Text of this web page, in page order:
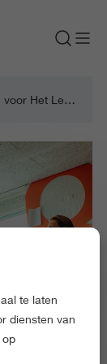
Het onmogelijke mogelijk maken voor Het Leger des Heils
te laten
diensten van
op